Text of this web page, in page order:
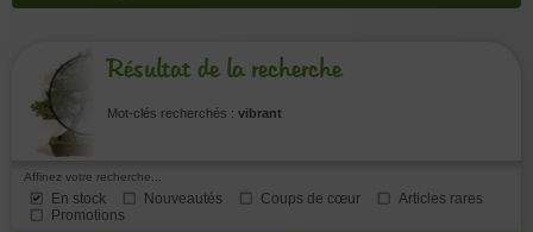
Résultat de la recherche
Mot-clés recherchés : vibrant
Affinez votre recherche...
En stock Nouveautés Coups de cœur
Articles rares
Promotions